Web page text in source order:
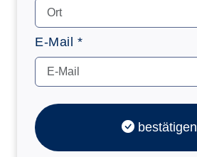
E-Mail *
bestätigen